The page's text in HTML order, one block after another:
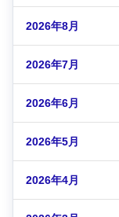
2026年8月
2026年7月
2026年6月
2026年5月
2026年4月